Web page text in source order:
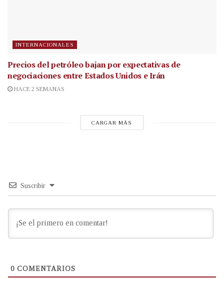
INTERNACIONALES
Precios del petróleo bajan por expectativas de
negociaciones entre Estados Unidos e Irán
HACE 2 SEMANAS
CARGAR MÁS
Suscribir
0 COMENTARIOS